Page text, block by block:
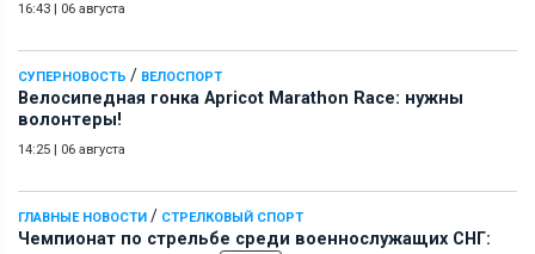
16:43 06 августа
СУПЕРНОВОСТЬ / ВЕЛОСПОРТ
Велосипедная гонка Apricot Marathon Race: нужны
волонтеры!
14:25 06 августа
ГЛАВНЫЕ НОВОСТИ / СТРЕЛКОВЫЙ СПОРТ
Чемпионат по стрельбе среди военнослужащих СНГ: